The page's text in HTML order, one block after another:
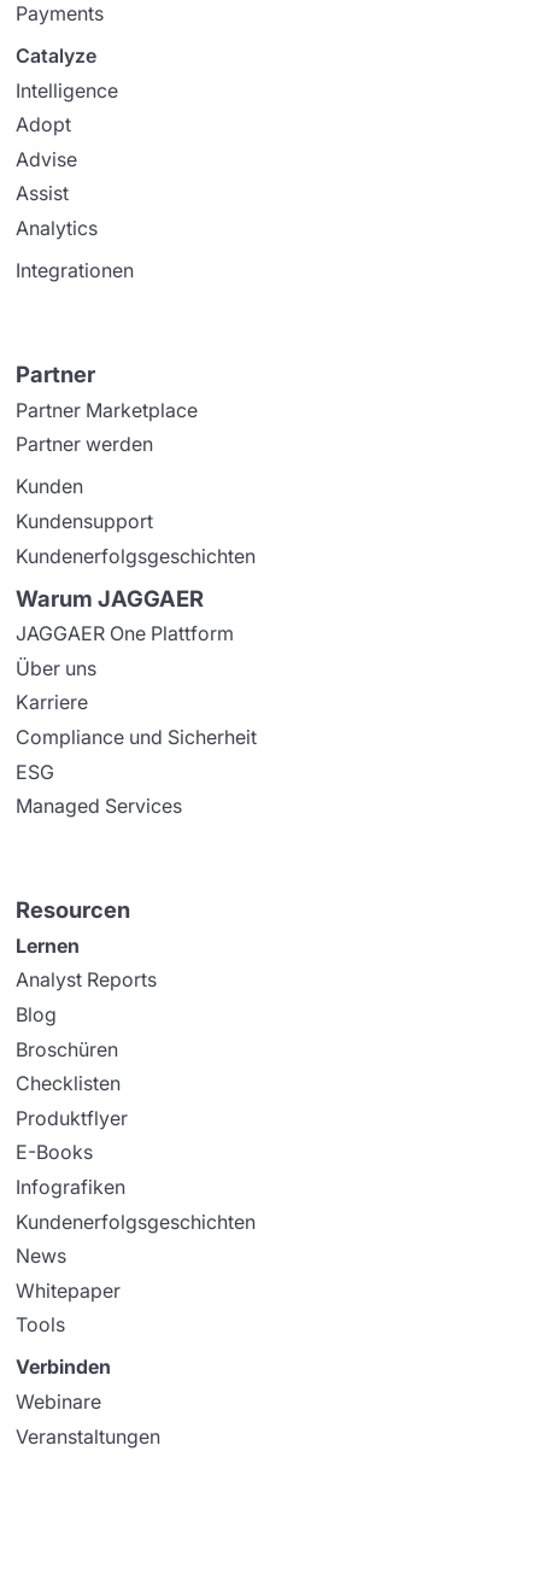
Payments
Catalyze
Intelligence
Adopt
Advise
Assist
Analytics
Integrationen
Partner
Partner Marketplace
Partner werden
Kunden
Kundensupport
Kundenerfolgsgeschichten
Warum JAGGAER
JAGGAER One Plattform
Über uns
Karriere
Compliance und Sicherheit
ESG
Managed Services
Resourcen
Lernen
Analyst Reports
Blog
Broschüren
Checklisten
Produktflyer
E-Books
Infografiken
Kundenerfolgsgeschichten
News
Whitepaper
Tools
Verbinden
Webinare
Veranstaltungen